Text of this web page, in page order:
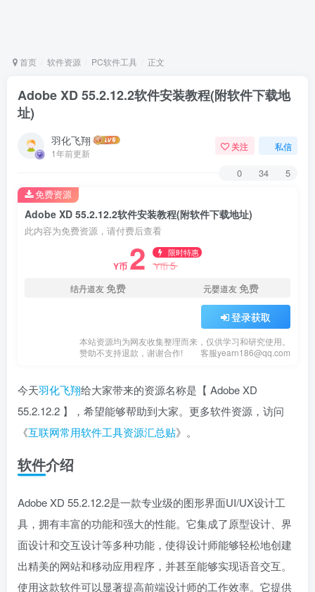
首页 软件资源 PC软件工具 正文
Adobe XD 55.2.12.2软件安装教程(附软件下载地
址)
羽化飞翔
1年前更新
关注 私信
0 34 5
Adobe XD 55.2.12.2软件安装教程(附软件下载地址)
此内容为免费资源，请付费后查看
Y币 2 限时特惠
Y币5
结丹道友免费 元婴道友免费
登录获取
本站资源均为网友收集整理而来，仅供学习和研究使用。
赞助不支持退款，谢谢合作!
客服yearn186@qq.com
免费资源
今天羽化飞翔给大家带来的资源名称是【 Adobe XD
55.2.12.2 】，希望能够帮助到大家。更多软件资源，访问
《互联网常用软件工具资源汇总贴》。
软件介绍
Adobe XD 55.2.12.2是一款专业级的图形界面UI/UX设计工
具，拥有丰富的功能和强大的性能。它集成了原型设计、界
面设计和交互设计等多种功能，使得设计师能够轻松地创建
出精美的网站和移动应用程序，并甚至能够实现语音交互。
使用这款软件可以显著提高前端设计师的工作效率。它提供